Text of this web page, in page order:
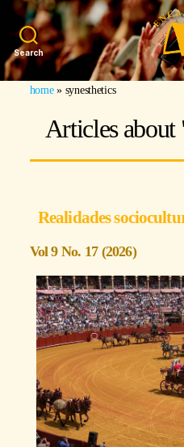
Search
home» synesthetics
Articles about
Realidades
Vol 9 No. 17 (2026)